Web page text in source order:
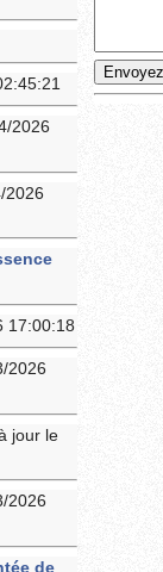
2026
2026
17:00:18
2026
jour le
2026
de